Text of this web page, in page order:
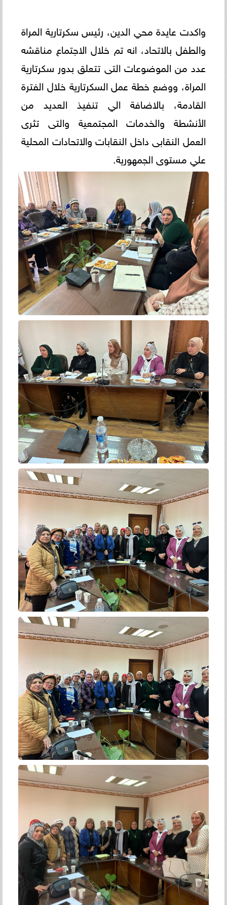
واكدت عايدة محي الدين، رئيس سكرتارية المراة
والطفل بالاتحاد، انه تم خلال الاجتماع مناقشه
عدد من الموضوعات التى تتعلق بدور سكرتارية
المراة، ووضع خطة عمل السكرتارية خلال الفترة
القادمة، بالاضافة الي تنفيذ العديد من
الأنشطة والخدمات المجتمعية والتى تثرى
العمل النقابى داخل النقابات والاتحادات المحلية
علي مستوى الجمهورية.